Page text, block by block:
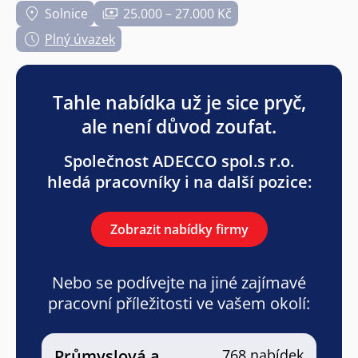
Solnice
25.000 – 27.000 Kč
Plný úvazek
Tahle nabídka už je sice pryč,
ale není důvod zoufat.
Společnost ADECCO spol.s r.o.
hledá pracovníky i na další pozice:
Zobrazit nabídky firmy
Nebo se podívejte na jiné zajímavé
pracovní příležitosti ve vašem okolí: